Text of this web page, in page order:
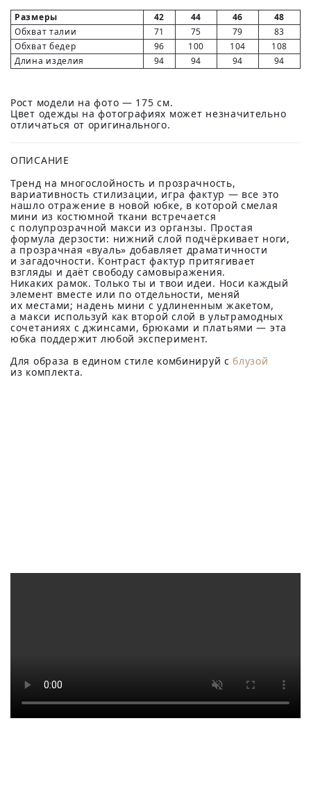
Размеры 42 44 46
48
Обхват талии
71 75 79
83
Обхват бедер
96 100 104
108
Длина изделия
94 94 94 94
Рост модели на фото — 175 см.
Цвет одежды на фотографиях может незначительно
отличаться от оригинального.
ОПИСАНИЕ
Тренд на многослойность и прозрачность,
вариативность стилизации, игра фактур — все это
нашло отражение в новой юбке, в которой смелая
мини из костюмной ткани встречается
с полупрозрачной макси из органзы. Простая
формула дерзости: нижний слой подчёркивает ноги,
а прозрачная «вуаль» добавляет драматичности
и загадочности. Контраст фактур притягивает
взгляды и даёт свободу самовыражения.
Никаких рамок. Только ты и твои идеи. Носи каждый
элемент вместе или по отдельности, меняй
их местами; надень мини с удлиненным жакетом,
а макси используй как второй слой в ультрамодных
сочетаниях с джинсами, брюками и платьями — эта
юбка поддержит любой эксперимент.
Для образа в едином стиле комбинируй сблузой
из комплекта.